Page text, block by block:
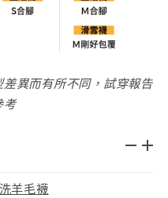
異而有所不同，試穿報告
考
羊毛襪